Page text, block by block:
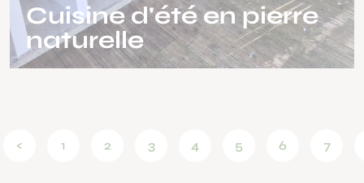
Cuisine d'été en pierre
naturelle
< 1 2 3 4 5 6 7